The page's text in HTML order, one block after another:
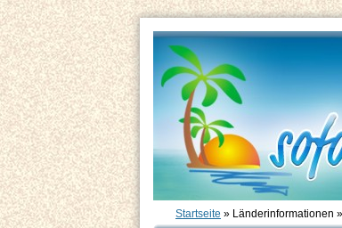
Startseite » Länderinformationen